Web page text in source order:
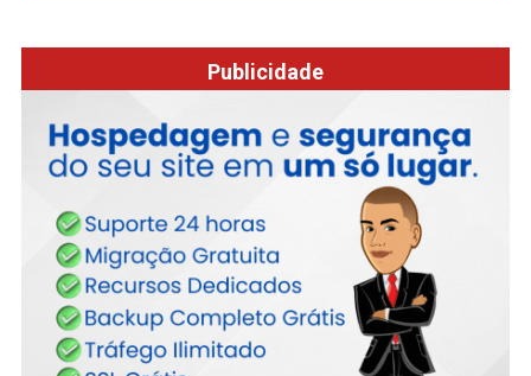
Publicidade